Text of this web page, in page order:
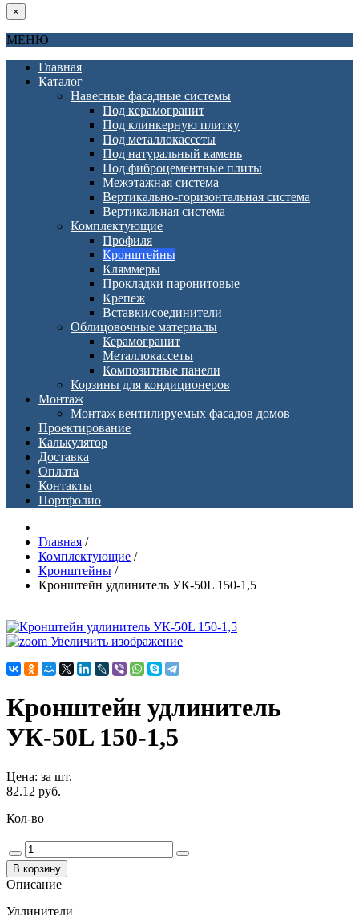
×
МЕНЮ
Главная
Каталог
Навесные фасадные системы
Под керамогранит
Под клинкерную плитку
Под металлокассеты
Под натуральный камень
Под фиброцементные плиты
Межэтажная система
Вертикально-горизонтальная система
Вертикальная система
Комплектующие
Профиля
Кронштейны
Кляммеры
Прокладки паронитовые
Крепеж
Вставки/соединители
Облицовочные материалы
Керамогранит
Металлокассеты
Композитные панели
Корзины для кондиционеров
Монтаж
Монтаж вентилируемых фасадов домов
Проектирование
Калькулятор
Доставка
Оплата
Контакты
Портфолио
Главная /
Комплектующие /
Кронштейны /
Кронштейн удлинитель УК-50L 150-1,5
Увеличить изображение
Кронштейн удлинитель
УК-50L 150-1,5
Цена: за шт.
82.12 руб.
Кол-во
Описание
Удлинители